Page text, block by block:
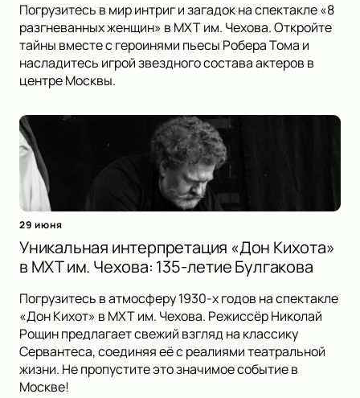
Погрузитесь в мир интриг и загадок на спектакле «8
разгневанных женщин» в МХТ им. Чехова. Откройте
тайны вместе с героинями пьесы Робера Тома и
насладитесь игрой звездного состава актеров в
центре Москвы.
29 июня
Уникальная интерпретация «Дон Кихота»
в МХТ им. Чехова: 135-летие Булгакова
Погрузитесь в атмосферу 1930-х годов на спектакле
«Дон Кихот» в МХТ им. Чехова. Режиссёр Николай
Рощин предлагает свежий взгляд на классику
Сервантеса, соединяя её с реалиями театральной
жизни. Не пропустите это значимое событие в
Москве!